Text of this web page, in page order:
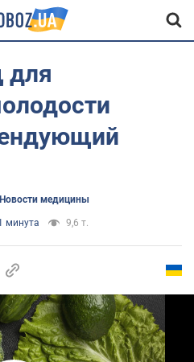
для
Новости медицины
минута 9,6 т.